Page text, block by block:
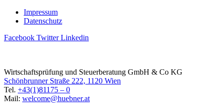
Impressum
Datenschutz
Facebook Twitter Linkedin
Wirtschaftsprüfung und Steuerberatung GmbH & Co KG
Schönbrunner Straße 222, 1120 Wien
Tel. +43(1)81175 – 0
Mail: welcome@huebner.at